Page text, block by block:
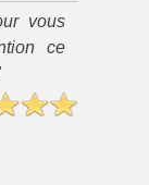
vous
ce